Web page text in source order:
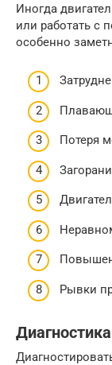
Иногда
или работать с
особенно
Потеря
Рывки